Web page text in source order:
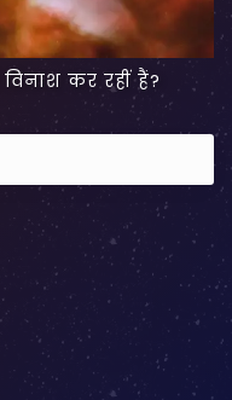
कर रहीं हैं?